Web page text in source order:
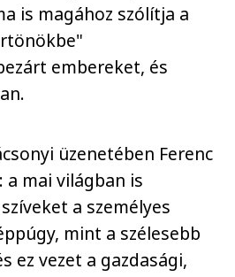
is magához szólítja a
embereket, és
üzenetében Ferenc
mai világban is
a személyes
mint a szélesebb
ez vezet a gazdasági,